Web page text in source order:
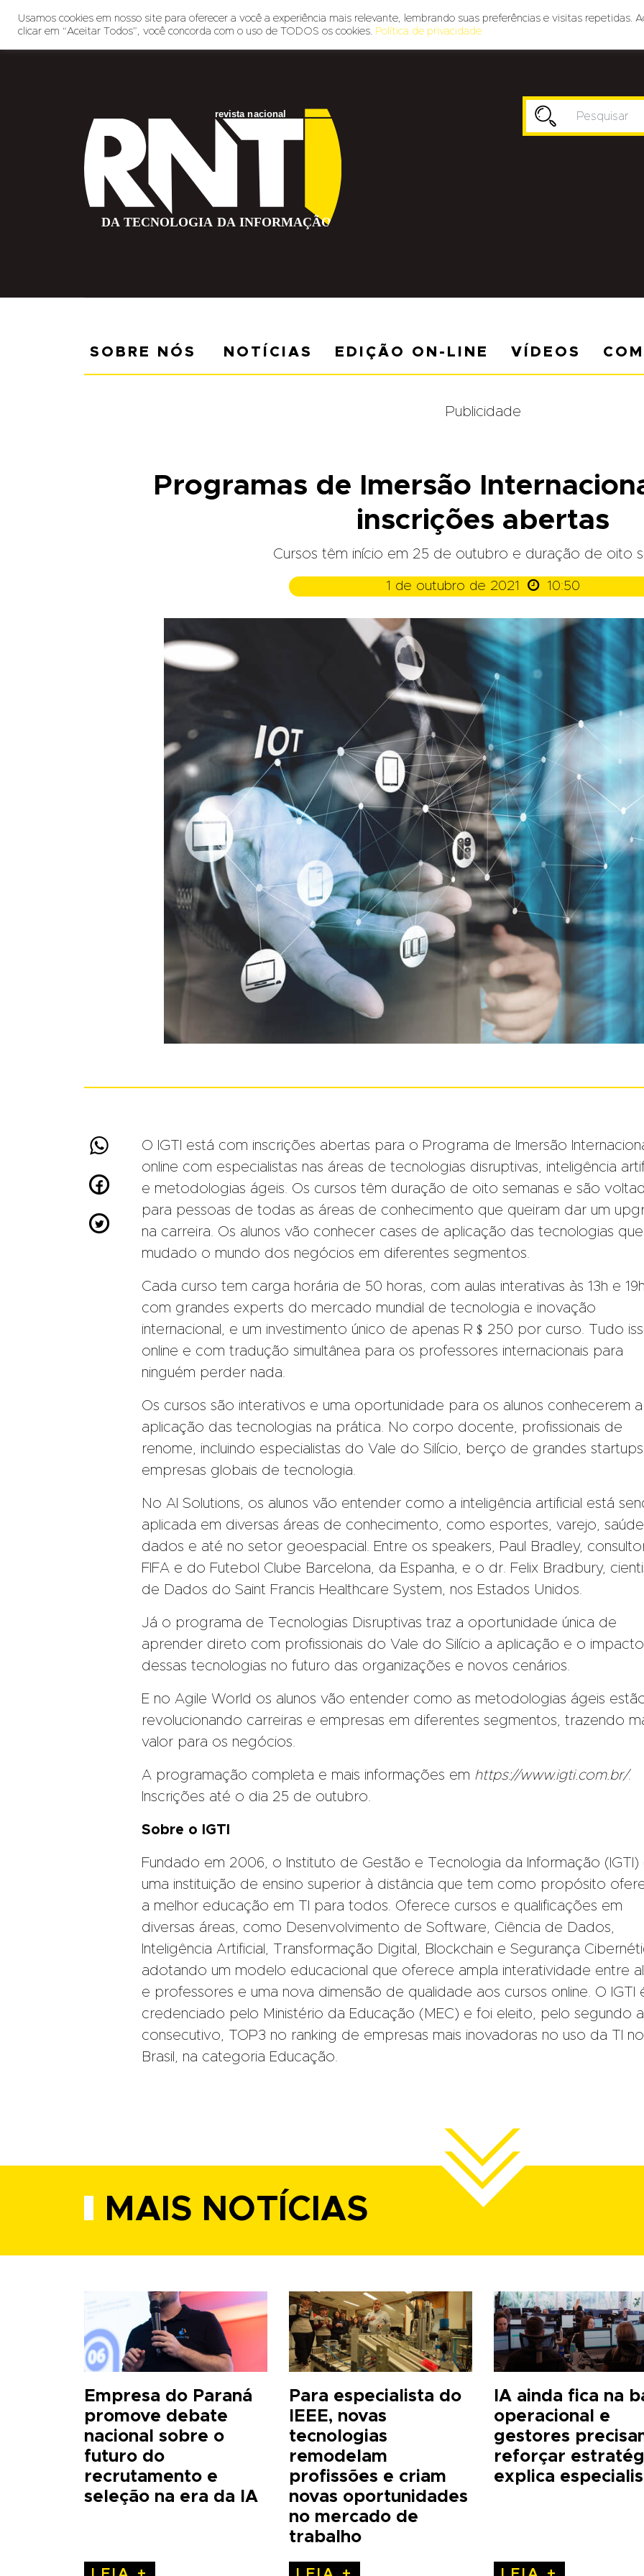
SOBRE NÓS NOTÍCIAS EDIÇÃO ON-LINE VÍDEOS
Publicidade
Programas de Imersão
inscrições abertas
Cursos têm início em 25 de outubro e duração de oito
1 de outubro de 2021  10:50



O IGTI está com inscrições abertas para o Programa de Imersão
online com especialistas nas áreas de tecnologias disruptivas, inteligência
e metodologias ágeis. Os cursos têm duração de oito semanas e são
para pessoas de todas as áreas de conhecimento que queiram dar um
na carreira. Os alunos vão conhecer cases de aplicação das tecnologias
mudado o mundo dos negócios em diferentes segmentos.
Cada curso tem carga horária de 50 horas, com aulas interativas às 13h e 19h
com grandes experts do mercado mundial de tecnologia e inovação
internacional, e um investimento único de apenas R﹩250 por curso. Tudo
online e com tradução simultânea para os professores internacionais para
ninguém perder nada.
Os cursos são interativos e uma oportunidade para os alunos conhecerem a
aplicação das tecnologias na prática. No corpo docente, profissionais de
renome, incluindo especialistas do Vale do Silício, berço de grandes
empresas globais de tecnologia.
No AI Solutions, os alunos vão entender como a inteligência artificial está
aplicada em diversas áreas de conhecimento, como esportes, varejo,
dados e até no setor geoespacial. Entre os speakers, Paul Bradley,
FIFA e do Futebol Clube Barcelona, da Espanha, e o dr. Felix Bradbury,
de Dados do Saint Francis Healthcare System, nos Estados Unidos.
Já o programa de Tecnologias Disruptivas traz a oportunidade única de
aprender direto com profissionais do Vale do Silício a aplicação e o impacto
dessas tecnologias no futuro das organizações e novos cenários.
E no Agile World os alunos vão entender como as metodologias ágeis
revolucionando carreiras e empresas em diferentes segmentos, trazendo
valor para os negócios.
A programação completa e mais informações em https://www.igti.com.br/.
Inscrições até o dia 25 de outubro.
Sobre o IGTI
Fundado em 2006, o Instituto de Gestão e Tecnologia da Informação (IGTI)
uma instituição de ensino superior à distância que tem como propósito
a melhor educação em TI para todos. Oferece cursos e qualificações em
diversas áreas, como Desenvolvimento de Software, Ciência de Dados,
Inteligência Artificial, Transformação Digital, Blockchain e Segurança
adotando um modelo educacional que oferece ampla interatividade entre
e professores e uma nova dimensão de qualidade aos cursos online. O IGTI
credenciado pelo Ministério da Educação (MEC) e foi eleito, pelo segundo
consecutivo, TOP3 no ranking de empresas mais inovadoras no uso da TI no
Brasil, na categoria Educação.
MAIS NOTÍCIAS
Empresa do Paraná
promove debate
nacional sobre o
futuro do
recrutamento e
seleção na era da IA
Para especialista do
IEEE, novas
tecnologias
remodelam
profissões e criam
novas oportunidades
no mercado de
trabalho
IA ainda fica na
operacional e
gestores
reforçar
explica
Usamos cookies em nosso site para oferecer a você a experiência mais relevante, lembrando suas preferências e visitas repetidas.
clicar em “Aceitar Todos”, você concorda com o uso de TODOS os cookies. Política de privacidade